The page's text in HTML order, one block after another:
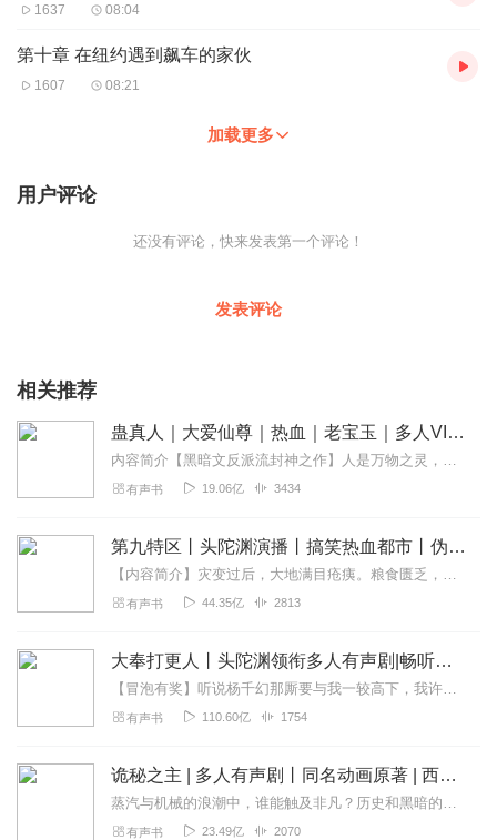
1637 08:04
第十章 在纽约遇到飙车的家伙
1607 08:21
加载更多
用户评论
还没有评论，快来发表第一个评论！
发表评论
相关推荐
蛊真人｜大爱仙尊｜热血｜老宝玉｜多人VIP免费有声剧
内容简介【黑暗文反派流封神之作】人是万物之灵，蛊是天地真精。一个穿越者不断重生的故事。一个养蛊、炼蛊、用蛊的奇特世界。配音组（男角色）老宝玉旁白...
有声书 19.06亿 3434
第九特区丨头陀渊演播丨搞笑热血都市丨伪戒丨VIP免费多人有声剧
【内容简介】灾变过后，大地满目疮痍。粮食匮乏，资源紧俏，局势混乱……一位从待规划区杀出来的青年，背对着漫天黄沙，孤身来到九区谋生，却不曾想偶然结识三五好友，一念...
有声书 44.35亿 2813
大奉打更人丨头陀渊领衔多人有声剧|畅听全集|王鹤棣、田曦薇主演影视剧原著|卖报小郎君
【冒泡有奖】听说杨千幻那厮要与我一较高下，我许七安要开始装叉了！快进入声音播放页戳下方输入框，冒个泡偷偷告诉我，我要用哪些诗词才能胜过他？说得好的，有赏！202...
有声书 110.60亿 1754
诡秘之主 | 多人有声剧丨同名动画原著 | 西幻克苏鲁 | 乌贼作品
蒸汽与机械的浪潮中，谁能触及非凡？历史和黑暗的迷雾里，又是谁在耳语？我从诡秘中醒来，睁眼看见这个世界：枪械，大炮，巨舰，飞空艇，差分机；魔药，占卜，诅咒，倒吊人...
有声书 23.49亿 2070